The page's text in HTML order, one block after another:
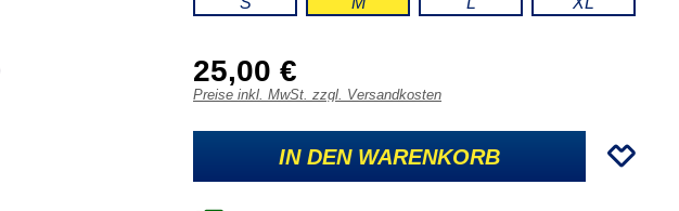
25,00 €
Preise inkl. MwSt. zzgl. Versandkosten
IN DEN WARENKORB